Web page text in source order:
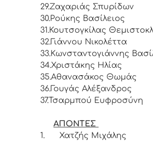
29.Ζαχαριάς Σπυρίδων
30.Ρούκης Βασίλειος
31.Κουτσογκίλας
32.Γιάννου Νικολέττα
33.Κωνσταντογιάννης
34.Χριστάκης Ηλίας
35.Αθανασάκος Θωμάς
36.Γουγάς Αλέξανδρος
37.Τσαρμπού Ευφροσύνη
ΑΠΟΝΤΕΣ
1.
Χατζής Μιχάλης